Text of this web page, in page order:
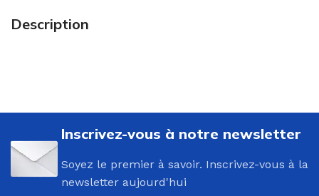
Description
Inscrivez-vous à notre newsletter
Soyez le premier à savoir. Inscrivez-vous à la
newsletter aujourd'hui